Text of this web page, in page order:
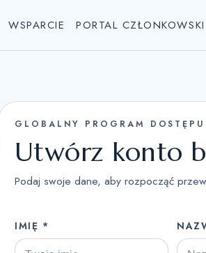
WSPARCIE PORTAL CZŁONKOWSKI
GLOBALNY PROGRAM DOSTĘPU
Utwórz konto
Podaj swoje dane, aby rozpocząć
IMIĘ *